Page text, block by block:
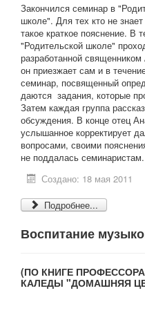
Закончился семинар в
школе". Для тех кто не знает
такое краткое пояснение. В
"Родительской школе"
разработанной
он приезжает сам и в
семинар, посвященный
даются задания, которые
Затем каждая группа
обсуждения. В конце отец
услышанное корректирует
вопросами, своими
не поддалась семинаристам.
Создано: 18 мая 2011
Подробнее...
Воспитание
(ПО КНИГЕ
КАЛЕДЫ "ДОМАШНЯЯ